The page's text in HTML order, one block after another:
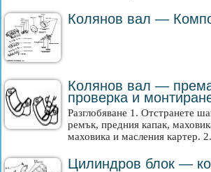
Колянов вал —
Колянов вал —
проверка и
Разглобяване 1. Отстранете
ремък, предния капак,
маховика и масления картер.
Цилиндров блок —